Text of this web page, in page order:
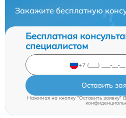
Закажите бесплатную
Бесплатная
специалистом
Оставить
Нажимая на кнопку "Оставить заявку"